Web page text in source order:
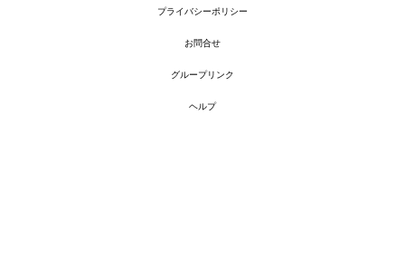
プライバシーポリシー
お問合せ
グループリンク
ヘルプ